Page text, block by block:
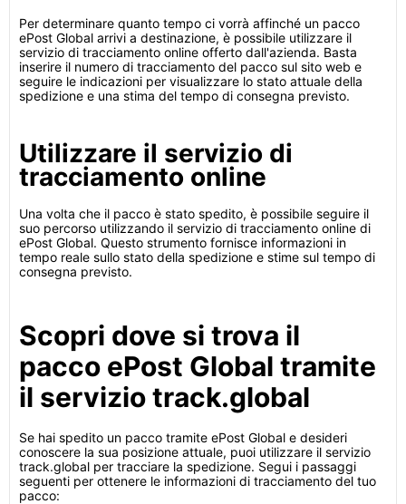
Per determinare quanto tempo ci vorrà affinché un pacco
ePost Global arrivi a destinazione, è possibile utilizzare il
servizio di tracciamento online offerto dall'azienda. Basta
inserire il numero di tracciamento del pacco sul sito web e
seguire le indicazioni per visualizzare lo stato attuale della
spedizione e una stima del tempo di consegna previsto.
Utilizzare il servizio di
tracciamento online
Una volta che il pacco è stato spedito, è possibile seguire il
suo percorso utilizzando il servizio di tracciamento online di
ePost Global. Questo strumento fornisce informazioni in
tempo reale sullo stato della spedizione e stime sul tempo di
consegna previsto.
Scopri dove si trova il
pacco ePost Global tramite
il servizio track.global
Se hai spedito un pacco tramite ePost Global e desideri
conoscere la sua posizione attuale, puoi utilizzare il servizio
track.global per tracciare la spedizione. Segui i passaggi
seguenti per ottenere le informazioni di tracciamento del tuo
pacco: